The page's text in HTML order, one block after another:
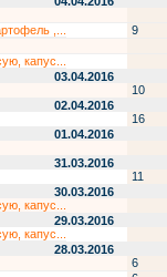
,...
9
капус...
03.04.2016
10
02.04.2016
16
01.04.2016
31.03.2016
11
30.03.2016
капус...
29.03.2016
капус...
28.03.2016
6